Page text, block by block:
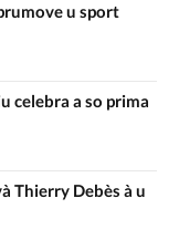
u sport
celebra a so prima
Thierry Debès à u